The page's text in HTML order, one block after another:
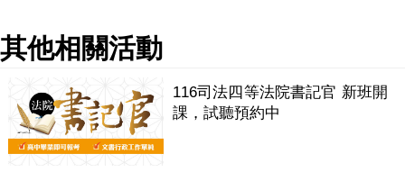
其他相關活動
116司法四等法院書記官 新班開
課，試聽預約中